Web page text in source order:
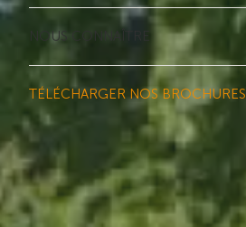
NOUS CONNAÎTRE
TÉLÉCHARGER NOS BROCHURES